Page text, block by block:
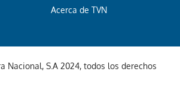
Acerca de TVN
Nacional, S.A 2024, todos los derechos